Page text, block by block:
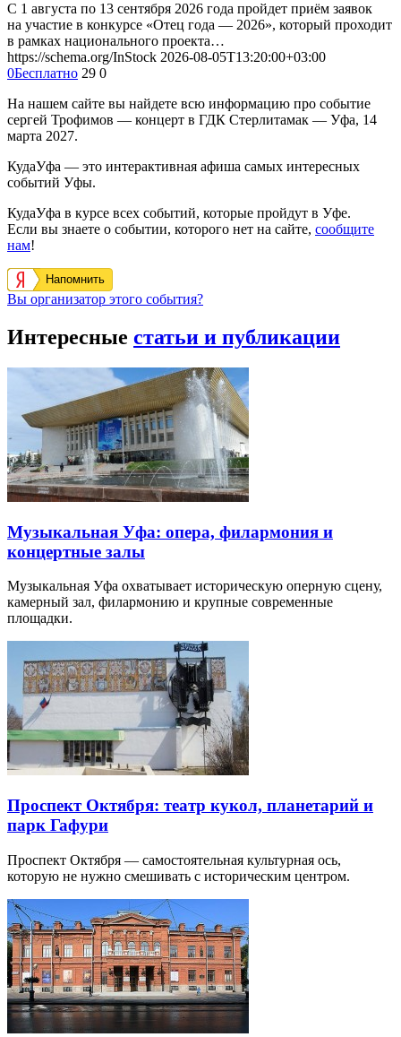
С 1 августа по 13 сентября 2026 года пройдет приём заявок
на участие в конкурсе «Отец года — 2026», который проходит
в рамках национального проекта…
https://schema.org/InStock 2026-08-05T13:20:00+03:00
0Бесплатно 29 0
На нашем сайте вы найдете всю информацию про событие
сергей Трофимов — концерт в ГДК Стерлитамак — Уфа, 14
марта 2027.
КудаУфа — это интерактивная афиша самых интересных
событий Уфы.
КудаУфа в курсе всех событий, которые пройдут в Уфе.
Если вы знаете о событии, которого нет на сайте, сообщите
нам!
Напомнить
Вы организатор этого события?
Интересные статьи и публикации
Музыкальная Уфа: опера, филармония и
концертные залы
Музыкальная Уфа охватывает историческую оперную сцену,
камерный зал, филармонию и крупные современные
площадки.
Проспект Октября: театр кукол, планетарий и
парк Гафури
Проспект Октября — самостоятельная культурная ось,
которую не нужно смешивать с историческим центром.